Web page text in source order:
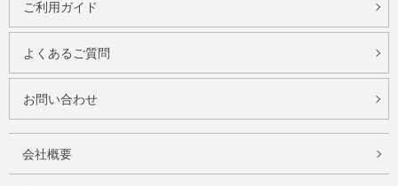
ご利用ガイド
よくあるご質問
お問い合わせ
会社概要